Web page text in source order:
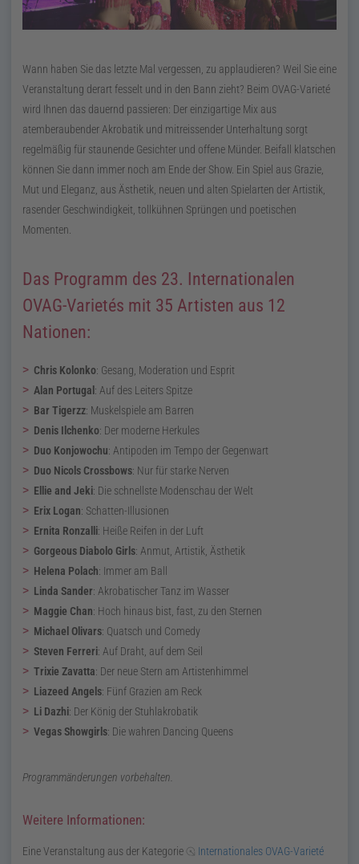
Wann haben Sie das letzte Mal vergessen, zu applaudieren? Weil Sie eine
Veranstaltung derart fesselt und in den Bann zieht? Beim OVAG-Varieté
wird Ihnen das dauernd passieren: Der einzigartige Mix aus
atemberaubender Akrobatik und mitreissender Unterhaltung sorgt
regelmäßig für staunende Gesichter und offene Münder. Beifall klatschen
können Sie dann immer noch am Ende der Show. Ein Spiel aus Grazie,
Mut und Eleganz, aus Ästhetik, neuen und alten Spielarten der Artistik,
rasender Geschwindigkeit, tollkühnen Sprüngen und poetischen
Momenten.
Das Programm des 23. Internationalen
OVAG-Varietés mit 35 Artisten aus 12
Nationen:
Chris Kolonko: Gesang, Moderation und Esprit
Alan Portugal : Auf des Leiters Spitze
Bar Tigerzz: Muskelspiele am Barren
Denis Ilchenko: Der moderne Herkules
Duo Konjowochu: Antipoden im Tempo der Gegenwart
Duo Nicols Crossbows: Nur für starke Nerven
Ellie and Jeki: Die schnellste Modenschau der Welt
Erix Logan: Schatten-Illusionen
Ernita Ronzalli: Heiße Reifen in der Luft
Gorgeous Diabolo Girls: Anmut, Artistik, Ästhetik
Helena Polach: Immer am Ball
Linda Sander: Akrobatischer Tanz im Wasser
Maggie Chan: Hoch hinaus bist, fast, zu den Sternen
Michael Olivars: Quatsch und Comedy
Steven Ferreri: Auf Draht, auf dem Seil
Trixie Zavatta: Der neue Stern am Artistenhimmel
Liazeed Angels: Fünf Grazien am Reck
Li Dazhi: Der König der Stuhlakrobatik
Vegas Showgirls: Die wahren Dancing Queens
Programmänderungen vorbehalten.
Weitere Informationen:
Eine Veranstaltung aus der Kategorie Internationales OVAG-Varieté